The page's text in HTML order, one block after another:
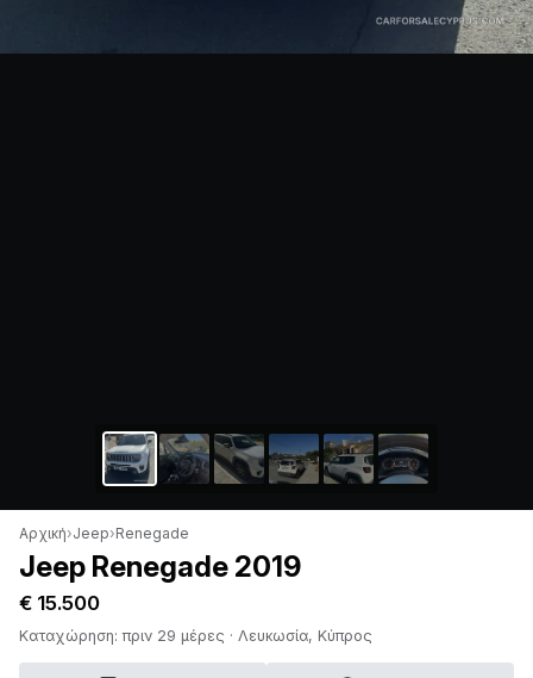
Αρχική›Jeep›Renegade
Jeep Renegade 2019
€ 15.500
Καταχώρηση: πριν 29 μέρες · Λευκωσία, Κύπρος